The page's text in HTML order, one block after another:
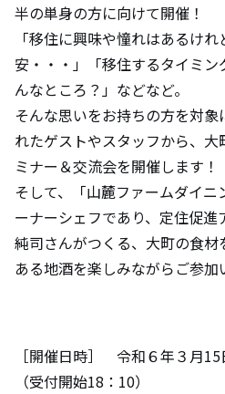
半の単身の方に向けて開催！
「移住に興味や憧れはあるけ
安・・・」「移住するタイミ
んなところ？」などなど。
そんな思いをお持ちの方を対
れたゲストやスタッフから、
ミナー＆交流会を開催します！
そして、「山麓ファームダイ
ーナーシェフであり、定住促
純司さんがつくる、大町の食
ある地酒を楽しみながらご参加
［開催日時］ 令和６年３月
（受付開始18：10）